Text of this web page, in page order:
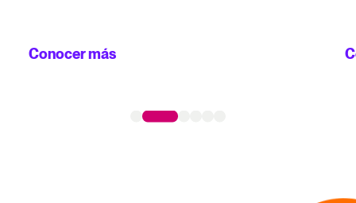
Conocer más